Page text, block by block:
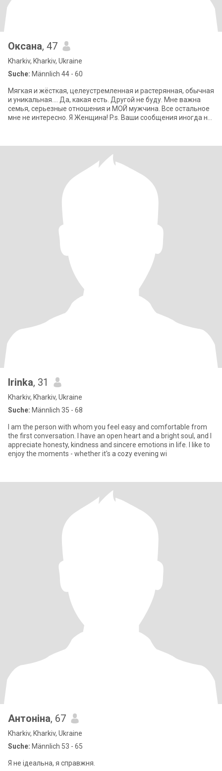
Оксана, 47
Kharkiv, Kharkiv, Ukraine
Suche: Männlich 44 - 60
Мягкая и жёсткая, целеустремленная и растерянная, обычная
и уникальная.... Да, какая есть. Другой не буду. Мне важна
семья, серьезные отношения и МОЙ мужчина. Все остальное
мне не интересно. Я Женщина! P.s. Ваши сообщения иногда не
Irinka, 31
Kharkiv, Kharkiv, Ukraine
Suche: Männlich 35 - 68
I am the person with whom you feel easy and comfortable from
the first conversation. I have an open heart and a bright soul, and I
appreciate honesty, kindness and sincere emotions in life. I like to
enjoy the moments - whether it's a cozy evening wi
Антоніна, 67
Kharkiv, Kharkiv, Ukraine
Suche: Männlich 53 - 65
Я не ідеальна, я справжня.